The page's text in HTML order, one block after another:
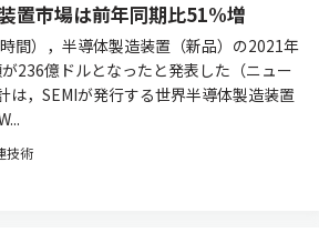
置市場は前年同期比51%増
間），半導体製造装置（新品）の2021年
236億ドルとなったと発表した（ニュー
は，SEMIが発行する世界半導体製造装置
技術